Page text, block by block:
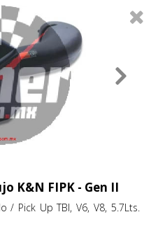
0
K&N FIPK - Gen II
/ Pick Up TBI, V6, V8, 5.7Lts.